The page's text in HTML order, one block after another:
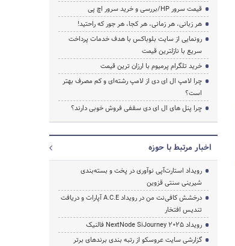
قیمت سرور HP/بررسی و خرید سرور اچ پی
هر زبانی، هر زمانی، هر کجا، هر جور که راحتید!
رونمایی از سایت بلوباکس با هدف خدمات پرداخت
سریع با نازلترین قیمت
خرید تلگرام پرمیوم با ارزان ترین قیمت
چرا لامپ ال ای دی از لامپ رشته‌ای و کم مصرف بهتر
است؟
چرا پنل های ال ای دی سقفی فروش خوبی دارند؟
اخبار مرتبط با حوزه
رویداد استارت‌آپی نوآوری در پخت و بسته‌بندی
شیرینی سنتی قزوین
درخشش کافی‌نت من در رویداد A.C.E آپارات و دریافت
تندیس افتخار
رویداد NextNode SiJourney 2025 فالنیک
گزارشی سایت عروسکو از رتبه بندی برندهای برتر